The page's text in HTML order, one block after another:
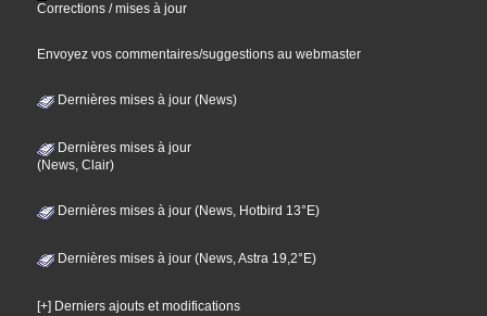
Corrections / mises à jour
Envoyez vos commentaires/suggestions au webmaster
Dernières mises à jour (News)
Dernières mises à jour
(News, Clair)
Dernières mises à jour (News, Hotbird 13°E)
Dernières mises à jour (News, Astra 19,2°E)
[+] Derniers ajouts et modifications